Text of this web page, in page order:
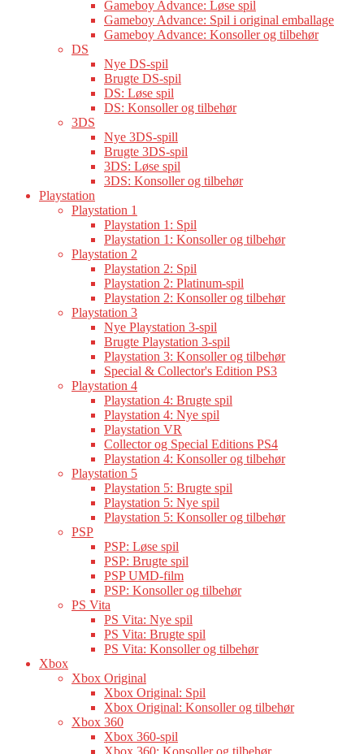
Gameboy Advance: Løse spil
Gameboy Advance: Spil i original emballage
Gameboy Advance: Konsoller og tilbehør
DS
Nye DS-spil
Brugte DS-spil
DS: Løse spil
DS: Konsoller og tilbehør
3DS
Nye 3DS-spill
Brugte 3DS-spil
3DS: Løse spil
3DS: Konsoller og tilbehør
Playstation
Playstation 1
Playstation 1: Spil
Playstation 1: Konsoller og tilbehør
Playstation 2
Playstation 2: Spil
Playstation 2: Platinum-spil
Playstation 2: Konsoller og tilbehør
Playstation 3
Nye Playstation 3-spil
Brugte Playstation 3-spil
Playstation 3: Konsoller og tilbehør
Special & Collector's Edition PS3
Playstation 4
Playstation 4: Brugte spil
Playstation 4: Nye spil
Playstation VR
Collector og Special Editions PS4
Playstation 4: Konsoller og tilbehør
Playstation 5
Playstation 5: Brugte spil
Playstation 5: Nye spil
Playstation 5: Konsoller og tilbehør
PSP
PSP: Løse spil
PSP: Brugte spil
PSP UMD-film
PSP: Konsoller og tilbehør
PS Vita
PS Vita: Nye spil
PS Vita: Brugte spil
PS Vita: Konsoller og tilbehør
Xbox
Xbox Original
Xbox Original: Spil
Xbox Original: Konsoller og tilbehør
Xbox 360
Xbox 360-spil